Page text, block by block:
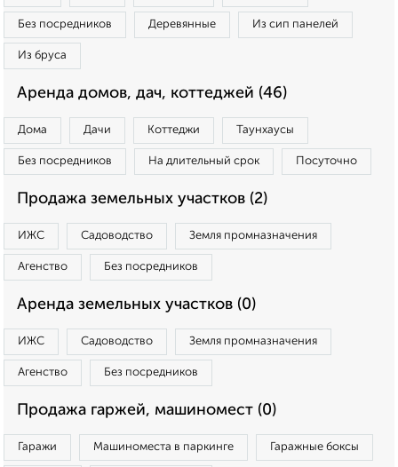
Без посредников Деревянные Из сип панелей
Из бруса
Аренда домов, дач, коттеджей (46)
Дома Дачи Коттеджи Таунхаусы
Без посредников На длительный срок Посуточно
Продажа земельных участков (2)
ИЖС Садоводство Земля промназначения
Агенство Без посредников
Аренда земельных участков (0)
ИЖС Садоводство Земля промназначения
Агенство Без посредников
Продажа гаржей, машиномест (0)
Гаражи Машиноместа в паркинге Гаражные боксы